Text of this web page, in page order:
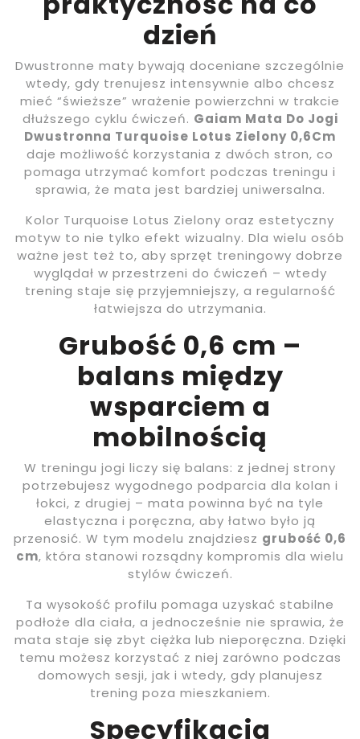
dzień
Dwustronne maty bywają doceniane szczególnie
wtedy, gdy trenujesz intensywnie albo chcesz
mieć “świeższe” wrażenie powierzchni w trakcie
dłuższego cyklu ćwiczeń. Gaiam Mata Do Jogi
Dwustronna Turquoise Lotus Zielony 0,6Cm
daje możliwość korzystania z dwóch stron, co
pomaga utrzymać komfort podczas treningu i
sprawia, że mata jest bardziej uniwersalna.
Kolor Turquoise Lotus Zielony oraz estetyczny
motyw to nie tylko efekt wizualny. Dla wielu osób
ważne jest też to, aby sprzęt treningowy dobrze
wyglądał w przestrzeni do ćwiczeń – wtedy
trening staje się przyjemniejszy, a regularność
łatwiejsza do utrzymania.
Grubość 0,6 cm –
balans między
wsparciem a
mobilnością
W treningu jogi liczy się balans: z jednej strony
potrzebujesz wygodnego podparcia dla kolan i
łokci, z drugiej – mata powinna być na tyle
elastyczna i poręczna, aby łatwo było ją
przenosić. W tym modelu znajdziesz grubość 0,6
cm, która stanowi rozsądny kompromis dla wielu
stylów ćwiczeń.
Ta wysokość profilu pomaga uzyskać stabilne
podłoże dla ciała, a jednocześnie nie sprawia, że
mata staje się zbyt ciężka lub nieporęczna. Dzięki
temu możesz korzystać z niej zarówno podczas
domowych sesji, jak i wtedy, gdy planujesz
trening poza mieszkaniem.
Specyfikacja